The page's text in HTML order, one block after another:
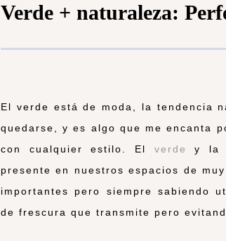
Verde + naturaleza:
El verde está de moda, la tendencia
quedarse, y es algo que me encanta
con cualquier estilo. El
verdey la
presente en nuestros espacios de
importantes pero siempre sabiendo
de frescura que transmite pero